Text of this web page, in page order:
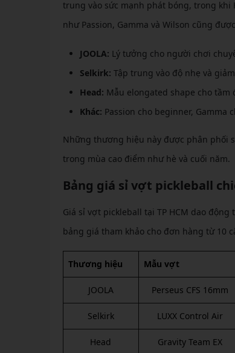
trung vào sức mạnh phát bóng, trong khi
như Passion, Gamma và Wilson cũng
JOOLA: Lý tưởng cho người chơi
Selkirk: Tập trung vào độ nhẹ và
Head: Mẫu elongated shape cho
Khác: Passion cho beginner, Gamma
Những thương hiệu này được phân phối
trong mùa cao điểm như hè và cuối năm.
Bảng giá sỉ vợt pickleball
Giá sỉ vợt pickleball tại TP HCM dao
bảng giá tham khảo cho đơn hàng từ 10
Thương hiệu Mẫu vợt
JOOLA Perseus CFS 16mm
Selkirk LUXX Control Air
Head Gravity Team EX